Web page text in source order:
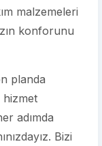
malzemeleri
konforunu
planda
hizmet
adımda
Bizi